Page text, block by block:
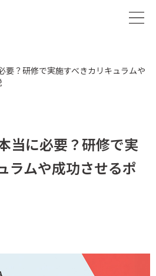
要？研修で実施すべきカリキュラムや
当に必要？研修で実
ラムや成功させるポ